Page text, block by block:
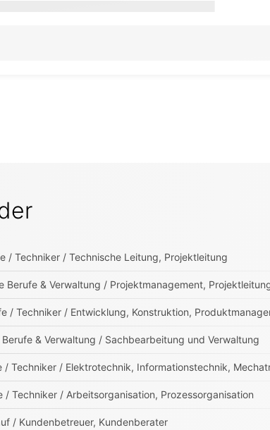
/ Techniker / Technische Leitung, Projektleitung
Berufe & Verwaltung / Projektmanagement,
/ Techniker / Entwicklung, Konstruktion,
& Verwaltung / Sachbearbeitung und Verwaltung
/ Techniker / Elektrotechnik, Informationstechnik,
/ Techniker / Arbeitsorganisation, Prozessorganisation
/ Kundenbetreuer, Kundenberater